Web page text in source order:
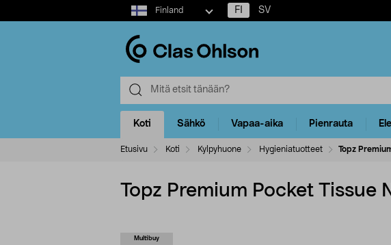
Select
market
Finland FI SV
Koti Sähkö Vapaa-aika Pienrauta
Etusivu Koti Kylpyhuone Hygieniatuotteet Topz
Topz Premium Pocket Tissue
Multibuy